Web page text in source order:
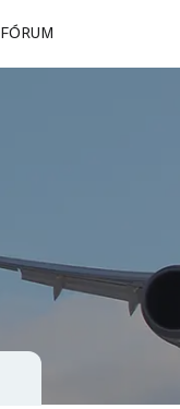
FÓRUM